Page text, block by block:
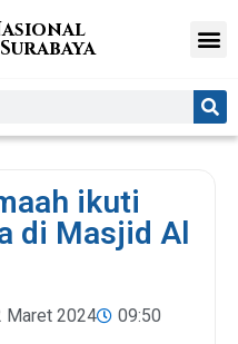
ikuti
di Masjid Al
Maret 2024
09:50